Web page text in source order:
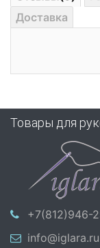
Доставка
Товары для
+7(812)946-
info@iglara.ru